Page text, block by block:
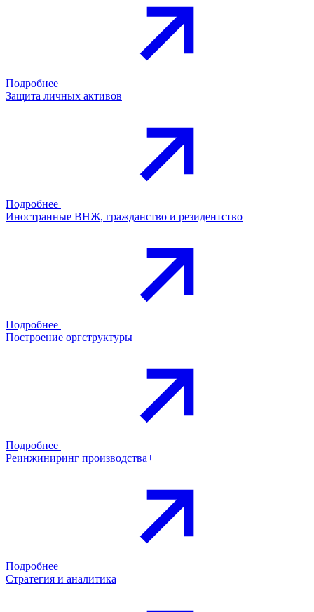
Подробнее
Защита личных активов
Подробнее
Иностранные ВНЖ, гражданство и резидентство
Подробнее
Построение оргструктуры
Подробнее
Реинжиниринг производства+
Подробнее
Стратегия и аналитика